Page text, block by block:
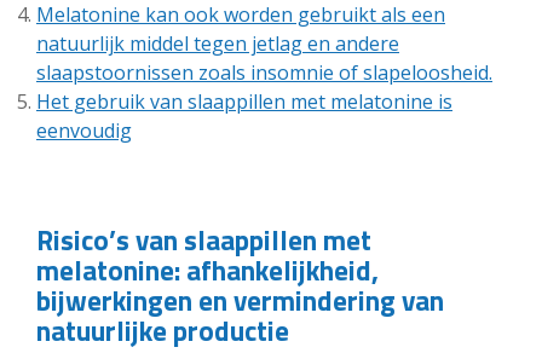
Melatonine kan ook worden gebruikt als een
natuurlijk middel tegen jetlag en andere
slaapstoornissen zoals insomnie of slapeloosheid.
Het gebruik van slaappillen met melatonine is
eenvoudig
Risico’s van slaappillen met
melatonine: afhankelijkheid,
bijwerkingen en vermindering van
natuurlijke productie